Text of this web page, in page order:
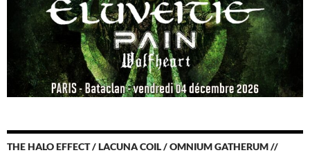
THE HALO EFFECT / LACUNA COIL / OMNIUM GATHERUM //